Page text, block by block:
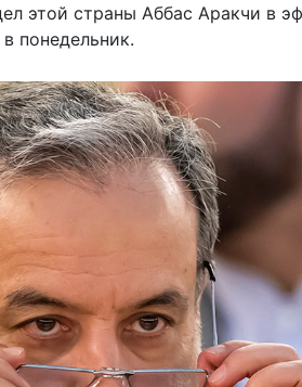
этой страны Аббас Аракчи в
понедельник.